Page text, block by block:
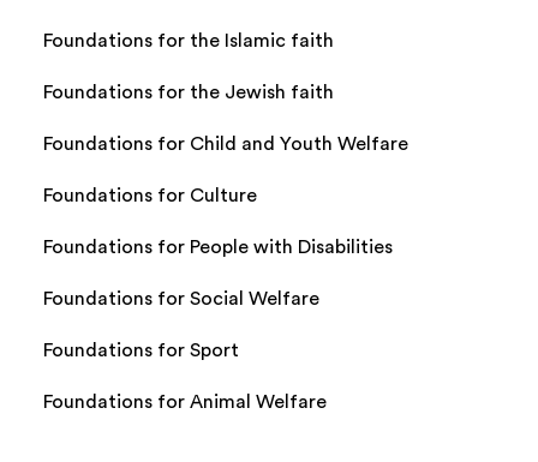
Foundations for the Islamic faith
Foundations for the Jewish faith
Foundations for Child and Youth Welfare
Foundations for Culture
Foundations for People with Disabilities
Foundations for Social Welfare
Foundations for Sport
Foundations for Animal Welfare